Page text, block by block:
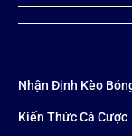
cai giải đấu hiện
các cường quốc
Quốc, nhằm
Lịch sử hình
Nhận Định Kèo
Kiến Thức Cá Cược